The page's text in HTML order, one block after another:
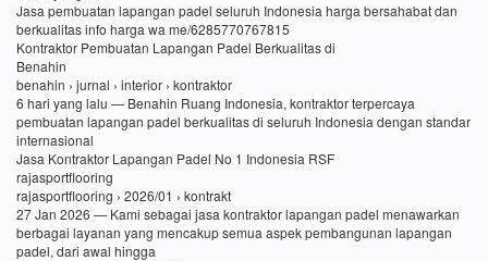
Jasa pembuatan lapangan padel seluruh Indonesia harga bersahabat dan
berkualitas info harga wa me/6285770767815
Kontraktor Pembuatan Lapangan Padel Berkualitas di
Benahin
benahin › jurnal › interior › kontraktor
6 hari yang lalu — Benahin Ruang Indonesia, kontraktor terpercaya
pembuatan lapangan padel berkualitas di seluruh Indonesia dengan standar
internasional
Jasa Kontraktor Lapangan Padel No 1 Indonesia RSF
rajasportflooring
rajasportflooring › 2026/01 › kontrakt
27 Jan 2026 — Kami sebagai jasa kontraktor lapangan padel menawarkan
berbagai layanan yang mencakup semua aspek pembangunan lapangan
padel, dari awal hingga